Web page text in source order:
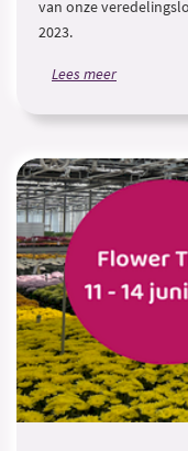
van onze
2023.
Lees meer